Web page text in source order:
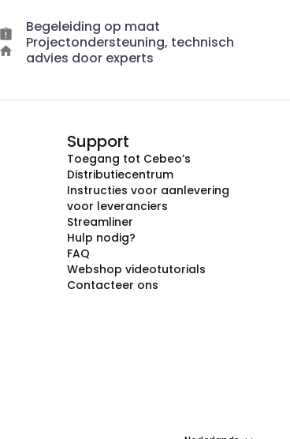
Begeleiding op maat
Projectondersteuning, technisch
advies door experts
Support
Toegang tot Cebeo’s
Distributiecentrum
Instructies voor aanlevering
voor leveranciers
Streamliner
Hulp nodig?
FAQ
Webshop videotutorials
Contacteer ons